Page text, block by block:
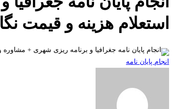
استعلام هزینه و قیمت
انجام پایان نامه